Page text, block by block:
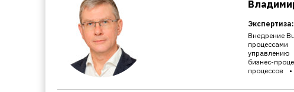
Экспертиза:
Внедрение
процессами
управлению
бизнес-
процессов